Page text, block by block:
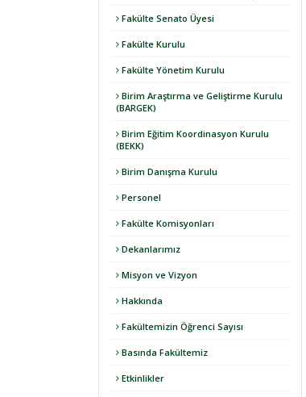
Fakülte Senato Üyesi
Fakülte Kurulu
Fakülte Yönetim Kurulu
Birim Araştırma ve Geliştirme Kurulu
(BARGEK)
Birim Eğitim Koordinasyon Kurulu
(BEKK)
Birim Danışma Kurulu
Personel
Fakülte Komisyonları
Dekanlarımız
Misyon ve Vizyon
Hakkında
Fakültemizin Öğrenci Sayısı
Basında Fakültemiz
Etkinlikler